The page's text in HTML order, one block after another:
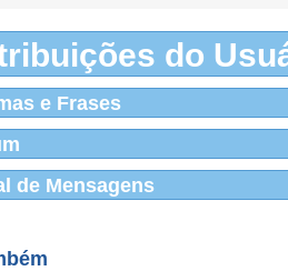
do
e Frases
de Mensagens